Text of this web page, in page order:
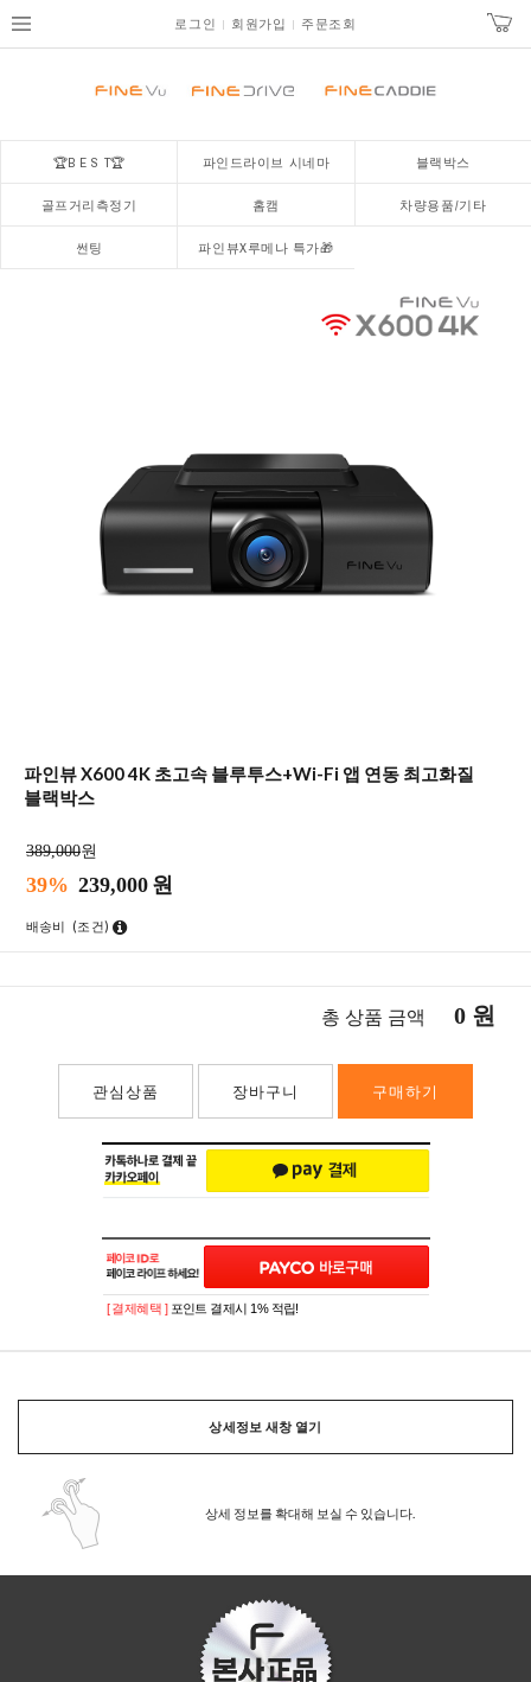
로그인 회원가입 주문조회
🏆B E S T🏆 파인드라이브 시네마 블랙박스
골프거리측정기 홈캠 차량용품/기타
썬팅 파인뷰X루메나 특가🎁
파인뷰 X600 4K 초고속 블루투스+Wi-Fi 앱 연동 최고화질
블랙박스
389,000원
39% 239,000 원
배송비 (조건)
총 상품 금액 0 원
관심상품 장바구니 구매하기
[ 결제혜택 ] 포인트 결제시 1% 적립!
상세정보 새창 열기
상세 정보를 확대해 보실 수 있습니다.